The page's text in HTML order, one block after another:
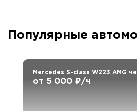
Популярные
Mercedes S-class W223 AMG
от 5 000 ₽/ч